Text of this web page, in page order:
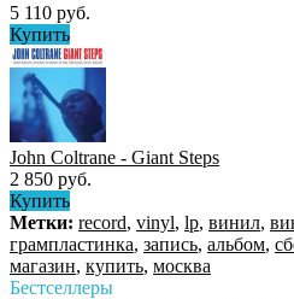
5 110 руб.
Купить
John Coltrane - Giant Steps
2 850 руб.
Купить
Метки: record, vinyl, lp, винил,
грампластинка, запись, альбом,
магазин, купить, москва
Бестселлеры